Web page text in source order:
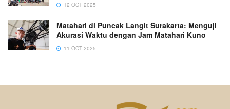
12 OCT 2025
Matahari di Puncak Langit Surakarta: Menguji
Akurasi Waktu dengan Jam Matahari Kuno
11 OCT 2025